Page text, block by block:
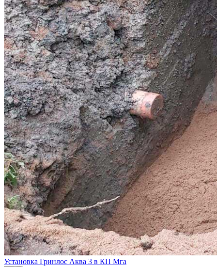
Установка Гринлос Аква 3 в КП Мга